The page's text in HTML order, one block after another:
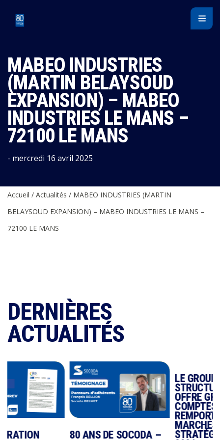
MABEO INDUSTRIES
(MARTIN BELAYSOUD
EXPANSION) – MABEO
INDUSTRIES LE MANS –
72100 LE MANS
- mercredi 16 avril 2025
Accueil / Actualités / MABEO INDUSTRIES (MARTIN
BELAYSOUD EXPANSION) – MABEO INDUSTRIES LE MANS –
72100 LE MANS
DERNIÈRES
ACTUALITÉS
80 ANS DE SOCODA –
LE GROUPE
STRUCTURE SON
OFFRE GRANDS
COMPTES ET
REMPORTE DES
MARCHÉS
STRATÉGIQUES EN